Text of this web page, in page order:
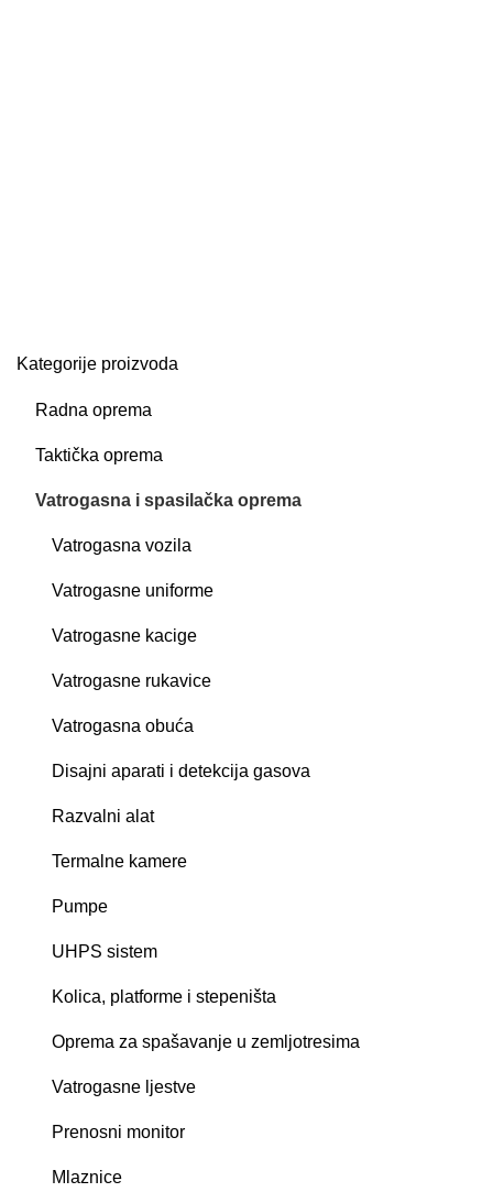
Kategorije proizvoda
Radna oprema
Taktička oprema
Vatrogasna i spasilačka oprema
Vatrogasna vozila
Vatrogasne uniforme
Vatrogasne kacige
Vatrogasne rukavice
Vatrogasna obuća
Disajni aparati i detekcija gasova
Razvalni alat
Termalne kamere
Pumpe
UHPS sistem
Kolica, platforme i stepeništa
Oprema za spašavanje u zemljotresima
Vatrogasne ljestve
Prenosni monitor
Mlaznice